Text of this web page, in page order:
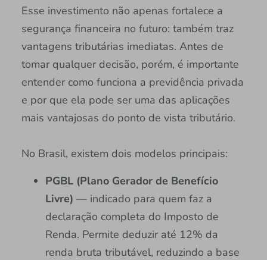
Esse investimento não apenas fortalece a
segurança financeira no futuro: também traz
vantagens tributárias imediatas. Antes de
tomar qualquer decisão, porém, é importante
entender como funciona a previdência privada
e por que ela pode ser uma das aplicações
mais vantajosas do ponto de vista tributário.
No Brasil, existem dois modelos principais:
PGBL (Plano Gerador de Benefício
Livre) — indicado para quem faz a
declaração completa do Imposto de
Renda. Permite deduzir até 12% da
renda bruta tributável, reduzindo a base